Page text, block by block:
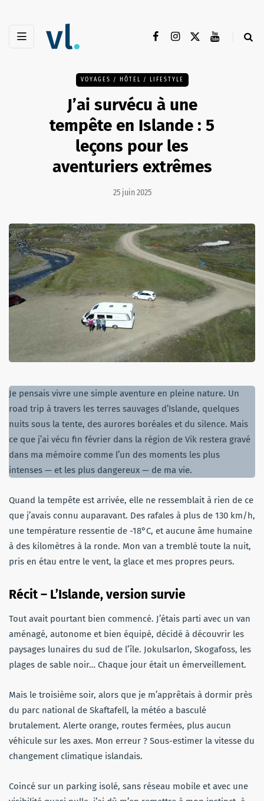
VOYAGES / HÔTEL / LIFESTYLE
J’ai survécu à une
tempête en Islande : 5
leçons pour les
aventuriers extrêmes
25 juin 2025
Je pensais vivre une simple aventure en pleine nature. Un
road trip à travers les terres sauvages d’Islande, quelques
nuits sous la tente, des aurores boréales et du silence. Mais
ce que j’ai vécu fin février dans la région de Vik restera gravé
dans ma mémoire comme l’un des moments les plus
intenses — et les plus dangereux — de ma vie.
Quand la tempête est arrivée, elle ne ressemblait à rien de ce
que j’avais connu auparavant. Des rafales à plus de 130 km/h,
une température ressentie de -18°C, et aucune âme humaine
à des kilomètres à la ronde. Mon van a tremblé toute la nuit,
pris en étau entre le vent, la glace et mes propres peurs.
Récit – L’Islande, version survie
Tout avait pourtant bien commencé. J’étais parti avec un van
aménagé, autonome et bien équipé, décidé à découvrir les
paysages lunaires du sud de l’île. Jokulsarlon, Skogafoss, les
plages de sable noir… Chaque jour était un émerveillement.
Mais le troisième soir, alors que je m’apprêtais à dormir près
du parc national de Skaftafell, la météo a basculé
brutalement. Alerte orange, routes fermées, plus aucun
véhicule sur les axes. Mon erreur ? Sous-estimer la vitesse du
changement climatique islandais.
Coincé sur un parking isolé, sans réseau mobile et avec une